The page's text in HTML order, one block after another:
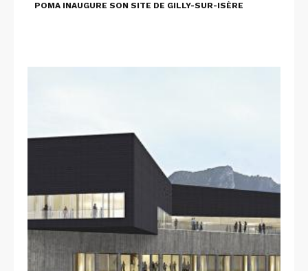
POMA INAUGURE SON SITE DE GILLY-SUR-ISÈRE